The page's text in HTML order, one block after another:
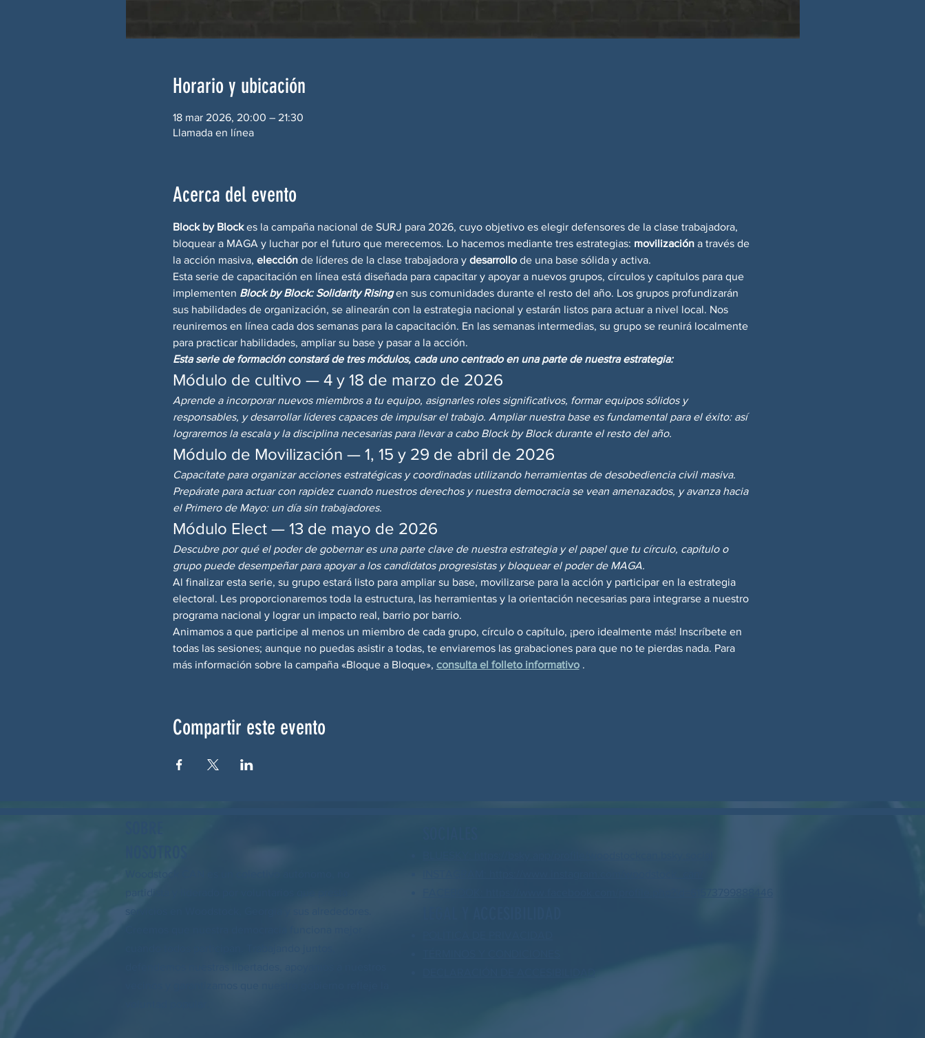
Horario y ubicación
18 mar 2026, 20:00 – 21:30
Llamada en línea
Acerca del evento
Block by Block es la campaña nacional de SURJ para 2026, cuyo objetivo es elegir defensores de la clase trabajadora,
bloquear a MAGA y luchar por el futuro que merecemos. Lo hacemos mediante tres estrategias: movilización a través de
la acción masiva, elección de líderes de la clase trabajadora y desarrollo de una base sólida y activa.
Esta serie de capacitación en línea está diseñada para capacitar y apoyar a nuevos grupos, círculos y capítulos para que
implementen Block by Block: Solidarity Rising en sus comunidades durante el resto del año. Los grupos profundizarán
sus habilidades de organización, se alinearán con la estrategia nacional y estarán listos para actuar a nivel local. Nos
reuniremos en línea cada dos semanas para la capacitación. En las semanas intermedias, su grupo se reunirá localmente
para practicar habilidades, ampliar su base y pasar a la acción.
Esta serie de formación constará de tres módulos, cada uno centrado en una parte de nuestra estrategia:
Módulo de cultivo — 4 y 18 de marzo de 2026
Aprende a incorporar nuevos miembros a tu equipo, asignarles roles significativos, formar equipos sólidos y
responsables, y desarrollar líderes capaces de impulsar el trabajo. Ampliar nuestra base es fundamental para el éxito: así
lograremos la escala y la disciplina necesarias para llevar a cabo Block by Block durante el resto del año.
Módulo de Movilización — 1, 15 y 29 de abril de 2026
Capacítate para organizar acciones estratégicas y coordinadas utilizando herramientas de desobediencia civil masiva.
Prepárate para actuar con rapidez cuando nuestros derechos y nuestra democracia se vean amenazados, y avanza hacia
el Primero de Mayo: un día sin trabajadores.
Módulo Elect — 13 de mayo de 2026
Descubre por qué el poder de gobernar es una parte clave de nuestra estrategia y el papel que tu círculo, capítulo o
grupo puede desempeñar para apoyar a los candidatos progresistas y bloquear el poder de MAGA.
Al finalizar esta serie, su grupo estará listo para ampliar su base, movilizarse para la acción y participar en la estrategia
electoral. Les proporcionaremos toda la estructura, las herramientas y la orientación necesarias para integrarse a nuestro
programa nacional y lograr un impacto real, barrio por barrio.
Animamos a que participe al menos un miembro de cada grupo, círculo o capítulo, ¡pero idealmente más! Inscríbete en
todas las sesiones; aunque no puedas asistir a todas, te enviaremos las grabaciones para que no te pierdas nada. Para
más información sobre la campaña «Bloque a Bloque», consulta el folleto informativo .
Compartir este evento